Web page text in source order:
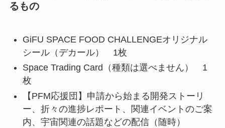
るもの
GiFU SPACE FOOD CHALLENGEオリジナル
シール（デカール） 1枚
Space Trading Card（種類は選べません） 1
枚
【PFM応援団】申請から始まる開発ストーリ
ー、折々の進捗レポート、関連イベントのご案
内、宇宙関連の話題などの配信（随時）